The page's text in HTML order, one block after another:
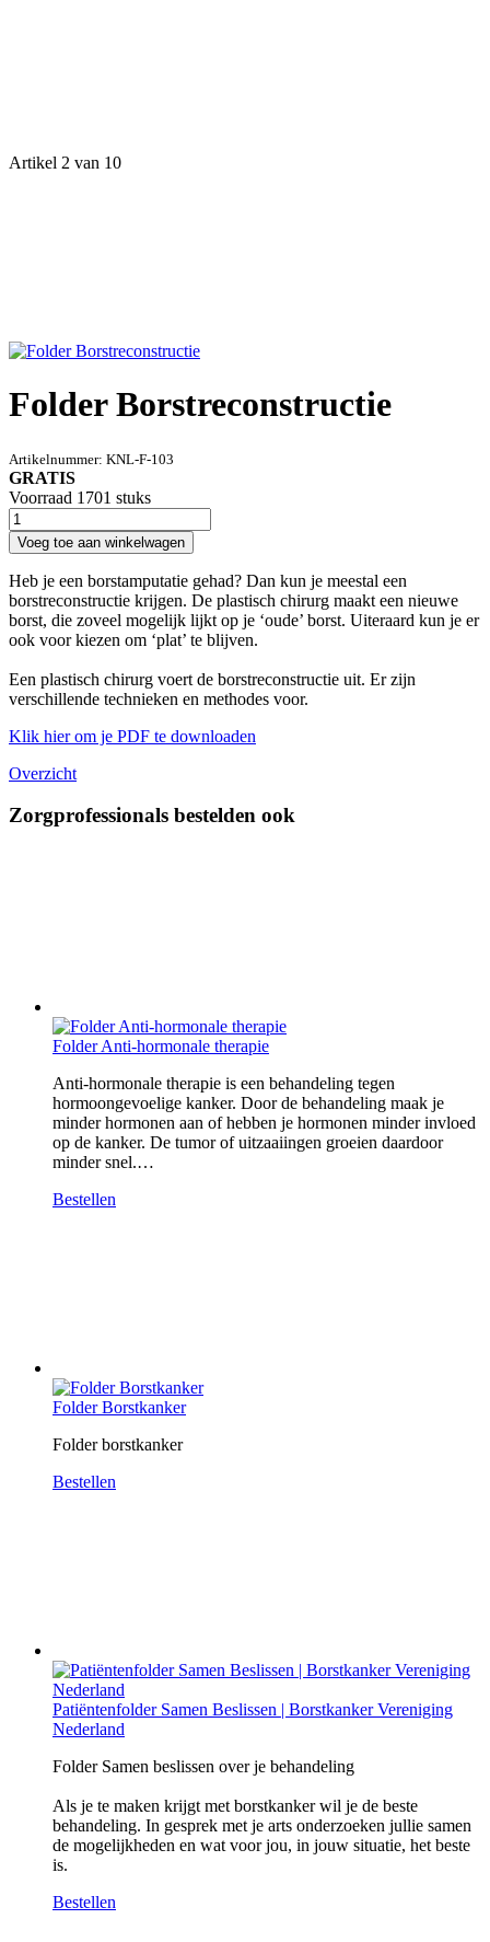
Artikel 2 van 10
Folder Borstreconstructie
Artikelnummer: KNL-F-103
GRATIS
Voorraad 1701 stuks
Voeg toe aan winkelwagen
Heb je een borstamputatie gehad? Dan kun je meestal een
borstreconstructie krijgen. De plastisch chirurg maakt een nieuwe
borst, die zoveel mogelijk lijkt op je ‘oude’ borst. Uiteraard kun je er
ook voor kiezen om ‘plat’ te blijven.
Een plastisch chirurg voert de borstreconstructie uit. Er zijn
verschillende technieken en methodes voor.
Klik hier om je PDF te downloaden
Overzicht
Zorgprofessionals bestelden ook
Folder Anti-hormonale therapie
Anti-hormonale therapie is een behandeling tegen
hormoongevoelige kanker. Door de behandeling maak je
minder hormonen aan of hebben je hormonen minder invloed
op de kanker. De tumor of uitzaaiingen groeien daardoor
minder snel.…
Bestellen
Folder Borstkanker
Folder borstkanker
Bestellen
Patiëntenfolder Samen Beslissen | Borstkanker Vereniging
Nederland
Folder Samen beslissen over je behandeling
Als je te maken krijgt met borstkanker wil je de beste
behandeling. In gesprek met je arts onderzoeken jullie samen
de mogelijkheden en wat voor jou, in jouw situatie, het beste
is.
Bestellen